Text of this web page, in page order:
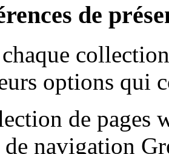
de
options qui
de pages
de navigation